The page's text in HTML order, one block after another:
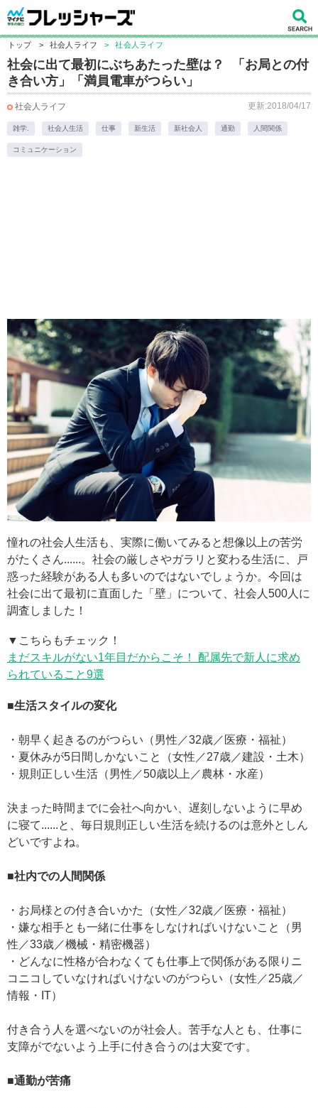
トップ > 社会人ライフ > 社会人ライフ
社会に出て最初にぶちあたった壁は？ 「お局との付
き合い方」「満員電車がつらい」
社会人ライフ 更新:2018/04/17
雑学. 社会人生活 仕事 新生活 新社会人 通勤 人間関係
コミュニケーション
憧れの社会人生活も、実際に働いてみると想像以上の苦労
がたくさん......。社会の厳しさやガラリと変わる生活に、戸
惑った経験がある人も多いのではないでしょうか。今回は
社会に出て最初に直面した「壁」について、社会人500人に
調査しました！
▼こちらもチェック！
まだスキルがない1年目だからこそ！ 配属先で新人に求め
られていること9選
■生活スタイルの変化
・朝早く起きるのがつらい（男性／32歳／医療・福祉）
・夏休みが5日間しかないこと（女性／27歳／建設・土木）
・規則正しい生活（男性／50歳以上／農林・水産）
決まった時間までに会社へ向かい、遅刻しないように早め
に寝て......と、毎日規則正しい生活を続けるのは意外としん
どいですよね。
■社内での人間関係
・お局様との付き合いかた（女性／32歳／医療・福祉）
・嫌な相手とも一緒に仕事をしなければいけないこと（男
性／33歳／機械・精密機器）
・どんなに性格が合わなくても仕事上で関係がある限りニ
コニコしていなければいけないのがつらい（女性／25歳／
情報・IT）
付き合う人を選べないのが社会人。苦手な人とも、仕事に
支障がでないよう上手に付き合うのは大変です。
■通勤が苦痛